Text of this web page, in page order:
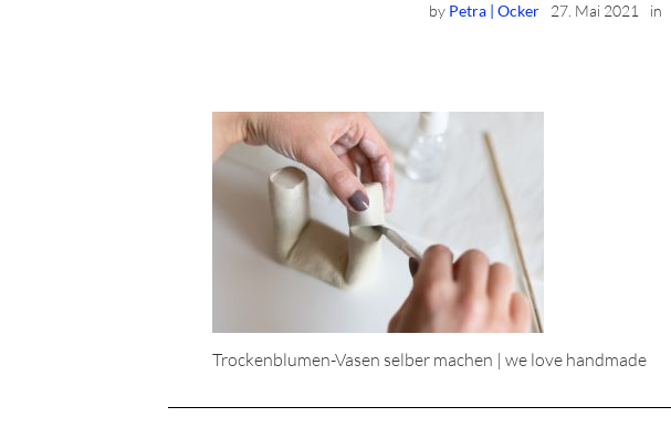
by Petra | Ocker 27. Mai 2021 in
Trockenblumen-Vasen selber machen | we love handmade